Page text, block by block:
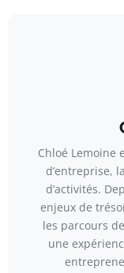
Chloé Lemoine
d’entreprise,
d’activités.
enjeux de
les parcours
une